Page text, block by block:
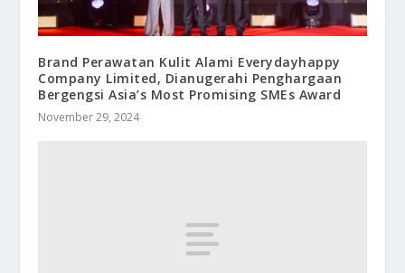
Brand Perawatan Kulit Alami Everydayhappy
Company Limited, Dianugerahi Penghargaan
Bergengsi Asia’s Most Promising SMEs Award
November 29, 2024